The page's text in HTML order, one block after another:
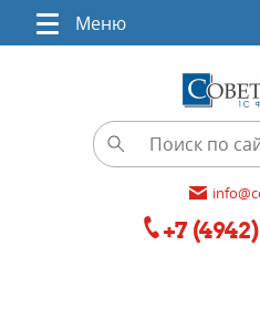
Меню
+7